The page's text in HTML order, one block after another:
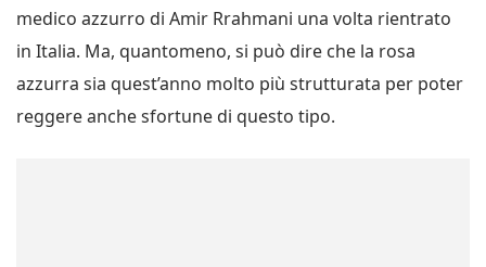
medico azzurro di Amir Rrahmani una volta rientrato
in Italia. Ma, quantomeno, si può dire che la rosa
azzurra sia quest’anno molto più strutturata per poter
reggere anche sfortune di questo tipo.